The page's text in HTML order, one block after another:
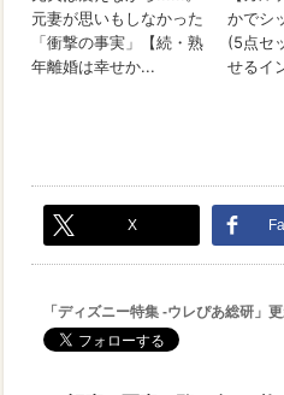
X
「ディズニー特集 -ウレぴあ総研」